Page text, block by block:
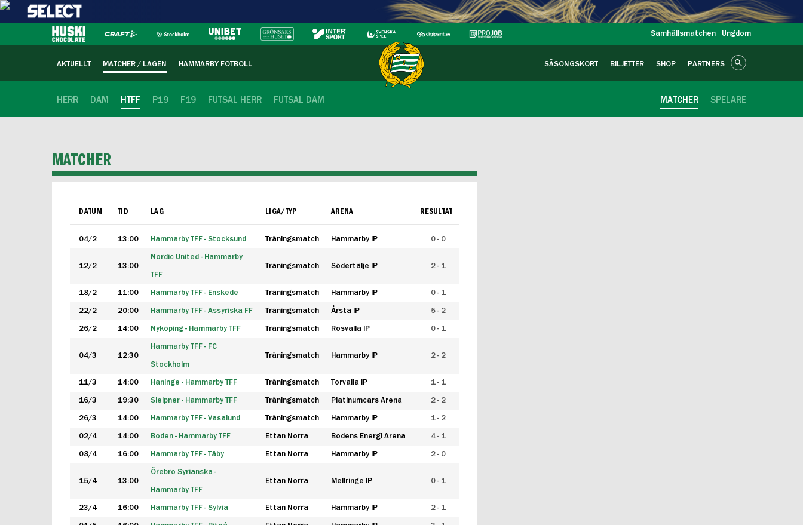
Samhällsmatchen Ungdom
AKTUELLT MATCHER / LAGEN HAMMARBY FOTBOLL SÄSONGSKORT BILJETTER SHOP PARTNERS
HERR DAM HTFF P19 F19 FUTSAL HERR FUTSAL DAM SPELARE
MATCHER
MATCHER
DATUM TID LAG LIGA/TYP ARENA RESULTAT
04/2 13:00 Hammarby TFF - Stocksund Träningsmatch Hammarby IP 0 - 0
12/2 13:00
Nordic United - Hammarby
TFF
Träningsmatch Södertälje IP 2 - 1
18/2 11:00 Hammarby TFF - Enskede Träningsmatch Hammarby IP 0 - 1
22/2 20:00 Hammarby TFF - Assyriska FF Träningsmatch Årsta IP 5 - 2
26/2 14:00 Nyköping - Hammarby TFF Träningsmatch Rosvalla IP 0 - 1
04/3 12:30
Hammarby TFF - FC
Stockholm
Träningsmatch Hammarby IP 2 - 2
11/3 14:00 Haninge - Hammarby TFF Träningsmatch Torvalla IP 1 - 1
16/3 19:30 Sleipner - Hammarby TFF Träningsmatch Platinumcars Arena 2 - 2
26/3 14:00 Hammarby TFF - Vasalund Träningsmatch Hammarby IP 1 - 2
02/4 14:00 Boden - Hammarby TFF Ettan Norra Bodens Energi Arena 4 - 1
08/4 16:00 Hammarby TFF - Täby Ettan Norra Hammarby IP 2 - 0
15/4 13:00
Örebro Syrianska -
Hammarby TFF
Ettan Norra Mellringe IP 0 - 1
23/4 16:00 Hammarby TFF - Sylvia Ettan Norra Hammarby IP 2 - 1